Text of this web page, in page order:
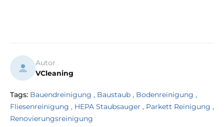
Autor
VCleaning
Tags: Bauendreinigung , Baustaub , Bodenreinigung ,
Fliesenreinigung , HEPA Staubsauger , Parkett Reinigung ,
Renovierungsreinigung